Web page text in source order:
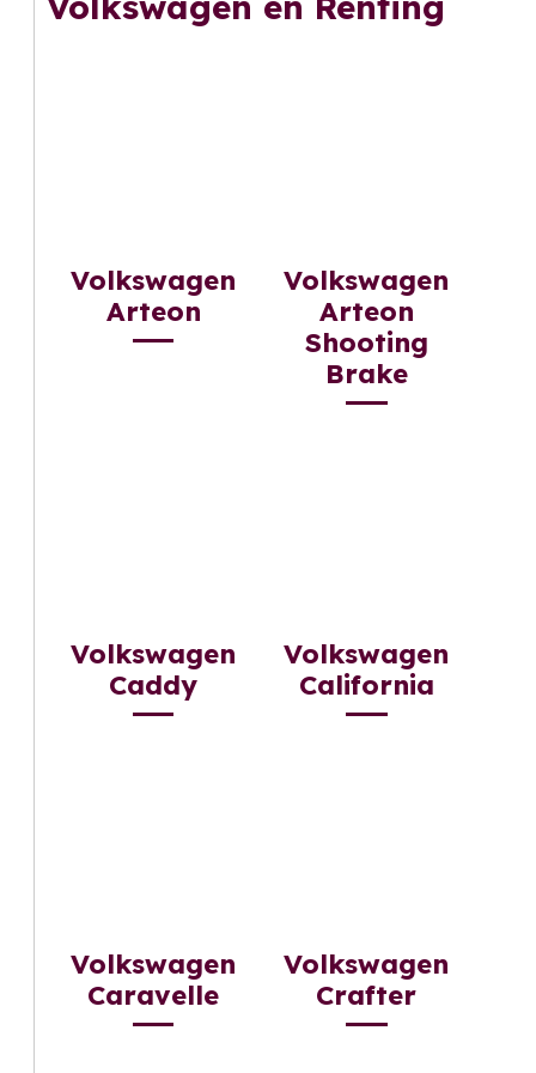
Volkswagen
Arteon
Volkswagen
Arteon
Shooting
Brake
Volkswagen
Caddy
Volkswagen
California
Volkswagen
Caravelle
Volkswagen
Crafter